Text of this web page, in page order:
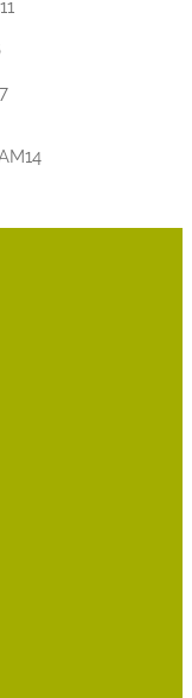
1111
6
77
1414